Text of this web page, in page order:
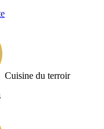
Cuisine du terroir